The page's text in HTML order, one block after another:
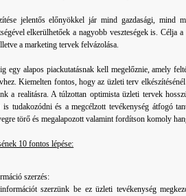
jelentős előnyökkel jár mind gazdasági, mind
elkerülhetőek a nagyobb veszteségek is. Célja
a marketing tervek felvázolása.
egy alapos piackutatásnak kell megelőznie, amely
Kiemelten fontos, hogy az üzleti terv
a realitásra. A túlzottan optimista üzleti tervek
is tudakozódni és a megcélzott tevékenység átfogó
törő és megalapozott valamint fordítson komoly
10 fontos lépése:
szerzés:
szerzünk be ez üzleti tevékenység